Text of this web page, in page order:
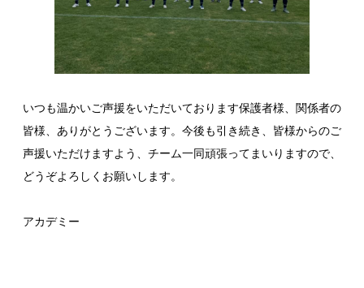
いつも温かいご声援をいただいております保護者様、関係者の
皆様、ありがとうございます。今後も引き続き、皆様からのご
声援いただけますよう、チーム一同頑張ってまいりますので、
どうぞよろしくお願いします。
アカデミー